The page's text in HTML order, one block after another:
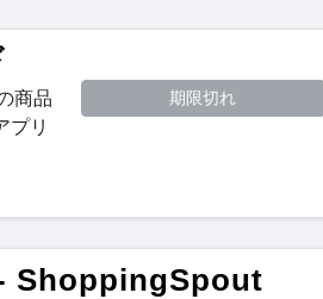
商品
プリ
期限切れ
ShoppingSpout